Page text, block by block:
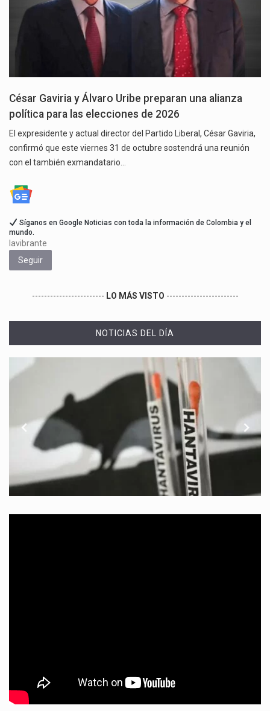
César Gaviria y Álvaro Uribe preparan una alianza
política para las elecciones de 2026
El expresidente y actual director del Partido Liberal, César Gaviria,
confirmó que este viernes 31 de octubre sostendrá una reunión
con el también exmandatario…
Síganos en Google Noticias con toda la información de Colombia y el
mundo.
lavibrante
Seguir
------------------------ LO MÁS VISTO ------------------------
NOTICIAS DEL DÍA